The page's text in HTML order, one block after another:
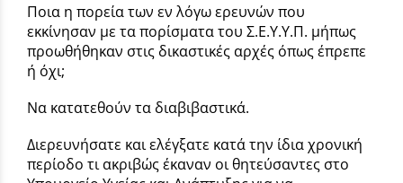
Ποια η πορεία των εν λόγω ερευνών που
εκκίνησαν με τα πορίσματα του Σ.Ε.Υ.Υ.Π. μήπως
προωθήθηκαν στις δικαστικές αρχές όπως έπρεπε
ή όχι;
Να κατατεθούν τα διαβιβαστικά.
Διερευνήσατε και ελέγξατε κατά την ίδια χρονική
περίοδο τι ακριβώς έκαναν οι θητεύσαντες στο